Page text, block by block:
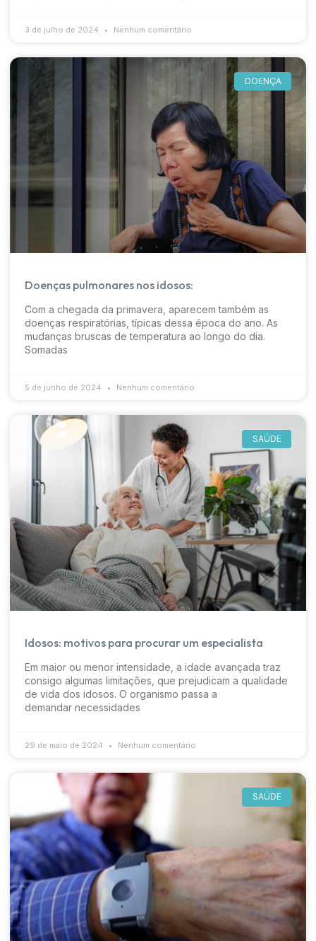
3 de julho de 2024 Nenhum comentário
DOENÇA
Doenças pulmonares nos idosos:
Com a chegada da primavera, aparecem também as
doenças respiratórias, típicas dessa época do ano. As
mudanças bruscas de temperatura ao longo do dia.
Somadas
5 de junho de 2024 Nenhum comentário
SAÚDE
Idosos: motivos para procurar um especialista
Em maior ou menor intensidade, a idade avançada traz
consigo algumas limitações, que prejudicam a qualidade
de vida dos idosos. O organismo passa a
demandar necessidades
29 de maio de 2024 Nenhum comentário
SAÚDE